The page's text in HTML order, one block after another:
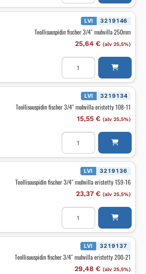
muhvilla
212-
220mm
määrä
LVI 3219146
Teollisuuspidin fischer 3/4″ muhvilla 250mm
25,64 € (alv 25,5%)
Teollisuuspidin
fischer
muhvilla
250mm
määrä LVI 3219134
Teollisuuspidin fischer 3/4″ muhvilla eristetty 108-11
15,55 € (alv 25,5%)
Teollisuuspidin
fischer
muhvilla
eristetty
määrä
LVI 3219136
Teollisuuspidin fischer 3/4″ muhvilla eristetty 159-16
23,37 € (alv 25,5%)
Teollisuuspidin
fischer
muhvilla
eristetty
määrä
LVI 3219137
Teollisuuspidin fischer 3/4″ muhvilla eristetty 200-21
29,48 € (alv 25,5%)